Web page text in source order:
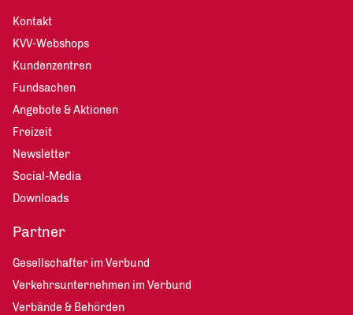
Kontakt
KVV-Webshops
Kundenzentren
Fundsachen
Angebote & Aktionen
Freizeit
Newsletter
Social-Media
Downloads
Partner
Gesellschafter im Verbund
Verkehrsunternehmen im Verbund
Verbände & Behörden